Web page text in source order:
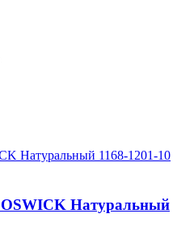
Натуральный 1168-1201-10
Натуральный